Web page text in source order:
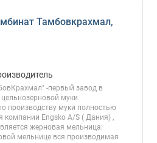
Тамбовкрахмал,
-первый завод в
муки.
производству муки полностью
компании Engsko A/S ( Дания) ,
жерновая мельница:
мельнице вся производимая